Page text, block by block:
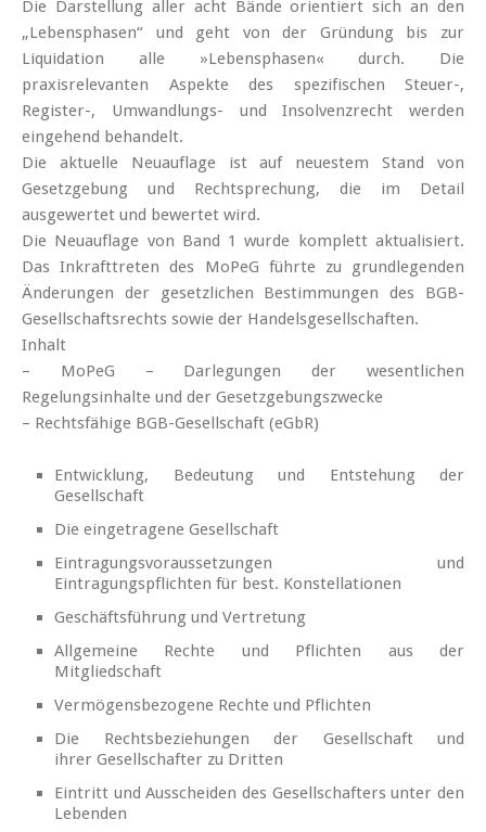
Die Darstellung aller acht Bände orientiert sich an den
„Lebensphasen“ und geht von der Gründung bis zur
Liquidation alle »­Lebensphasen« durch. Die
praxisrelevanten Aspekte des spezifischen Steuer-,
Register-, Umwandlungs- und Insolvenzrecht werden
eingehend behandelt.
Die aktuelle Neuauflage ist auf neuestem Stand von
Gesetzgebung und Rechtsprechung, die im Detail
ausgewertet und bewertet wird.
Die Neuauflage von Band 1 wurde komplett aktualisiert.
Das Inkrafttreten des MoPeG führte zu grundlegenden
Änderungen der gesetzlichen Bestimmungen des BGB-
Gesellschaftsrechts sowie der Handelsgesellschaften.
Inhalt
– MoPeG – Darlegungen der wesentlichen
Regelungsinhalte und der Gesetzgebungszwecke
– Rechtsfähige BGB-Gesellschaft (eGbR)
Entwicklung, Bedeutung und Entstehung der
Gesellschaft
Die eingetragene Gesellschaft
Eintragungsvoraussetzungen und
Eintragungspflichten für best. Konstellationen
Geschäftsführung und Vertretung
Allgemeine Rechte und Pflichten aus der
Mitgliedschaft
Vermögensbezogene Rechte und Pflichten
Die Rechtsbeziehungen der Gesellschaft und
ihrer Gesellschafter zu Dritten
Eintritt und Ausscheiden des Gesellschafters unter den
Lebenden